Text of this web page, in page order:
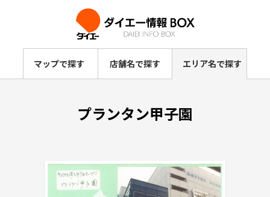
マップで探す 店舗名で探す エリア名で探す
プランタン甲子園